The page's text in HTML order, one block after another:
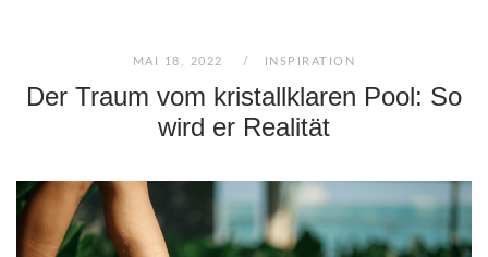
MAI 18, 2022 INSPIRATION
Der Traum vom kristallklaren Pool: So
wird er Realität